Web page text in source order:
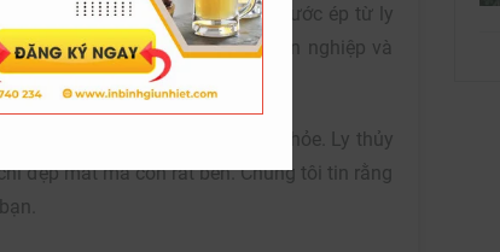
hàng khi uống sinh tố hay nước ép từ ly
sẽ cảm nhận được sự chuyên nghiệp và
chất lượng và an toàn cho sức khỏe. Ly thủy
đẹp mắt mà còn rất bền. Chúng tôi tin rằng